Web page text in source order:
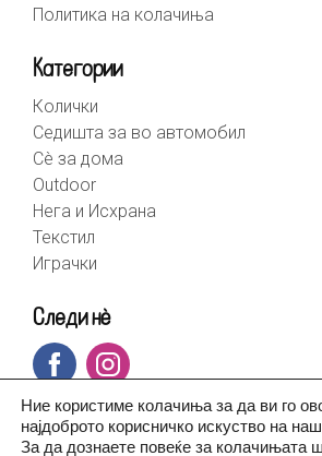
Политика на колачиња
Категории
Колички
Седишта за во автомобил
Сè за дома
Outdoor
Нега и Исхрана
Текстил
Играчки
Следи нè
Ние користиме колачиња за да ви го
најдоброто корисничко искуство на
За да дознаете повеќе за колачињата